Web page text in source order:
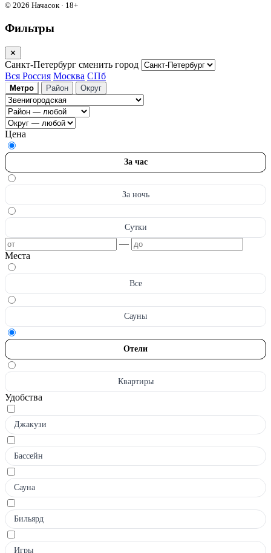
© 2026 Начасок · 18+
Фильтры
✕
Санкт-Петербург сменить город
Вся Россия Москва СПб
Метро Район Округ
Цена
За час
За ночь
Сутки
—
Места
Все
Сауны
Отели
Квартиры
Удобства
Джакузи
Бассейн
Сауна
Бильярд
Игры